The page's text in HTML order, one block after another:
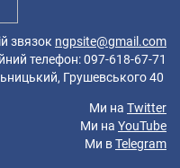
звязок ngpsite@gmail.com
телефон: 097-618-67-71
Грушевського 40
Ми на Twitter
Ми на YouTube
Ми вTelegram